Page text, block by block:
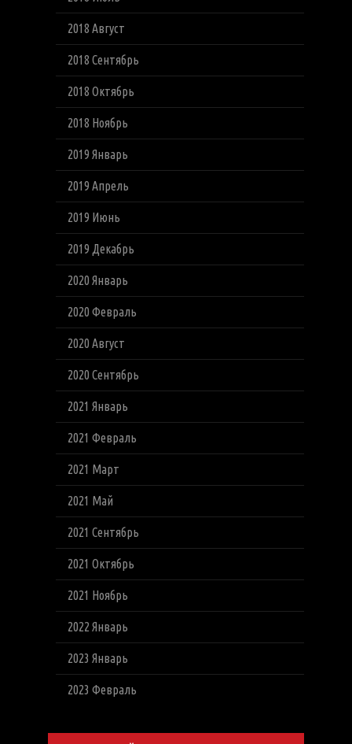
2018 Август
2018 Сентябрь
2018 Октябрь
2018 Ноябрь
2019 Январь
2019 Апрель
2019 Июнь
2019 Декабрь
2020 Январь
2020 Февраль
2020 Август
2020 Сентябрь
2021 Январь
2021 Февраль
2021 Март
2021 Май
2021 Сентябрь
2021 Октябрь
2021 Ноябрь
2022 Январь
2023 Январь
2023 Февраль